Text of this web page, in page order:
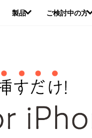
文
製品 ご検討中の方